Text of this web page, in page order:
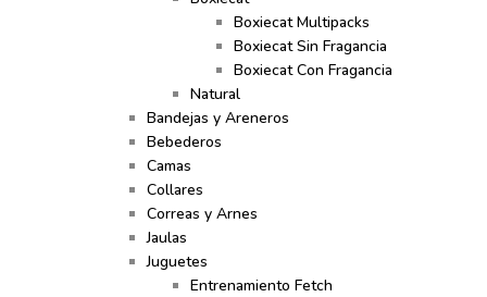
Boxiecat Multipacks
Boxiecat Sin Fragancia
Boxiecat Con Fragancia
Natural
Bandejas y Areneros
Bebederos
Camas
Collares
Correas y Arnes
Jaulas
Juguetes
Entrenamiento Fetch